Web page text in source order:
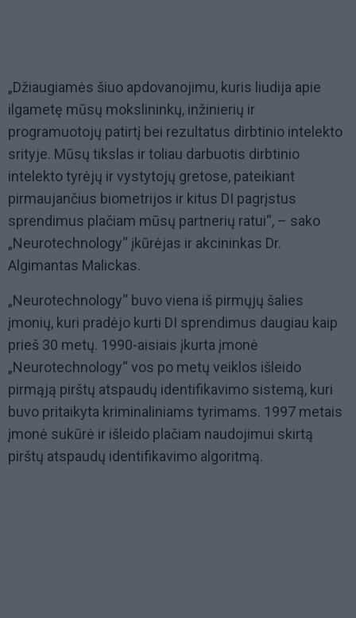
„Džiaugiamės šiuo apdovanojimu, kuris liudija apie
ilgametę mūsų mokslininkų, inžinierių ir
programuotojų patirtį bei rezultatus dirbtinio intelekto
srityje. Mūsų tikslas ir toliau darbuotis dirbtinio
intelekto tyrėjų ir vystytojų gretose, pateikiant
pirmaujančius biometrijos ir kitus DI pagrįstus
sprendimus plačiam mūsų partnerių ratui“, – sako
„Neurotechnology“ įkūrėjas ir akcininkas Dr.
Algimantas Malickas.
„Neurotechnology“ buvo viena iš pirmųjų šalies
įmonių, kuri pradėjo kurti DI sprendimus daugiau kaip
prieš 30 metų. 1990-aisiais įkurta įmonė
„Neurotechnology“ vos po metų veiklos išleido
pirmąją pirštų atspaudų identifikavimo sistemą, kuri
buvo pritaikyta kriminaliniams tyrimams. 1997 metais
įmonė sukūrė ir išleido plačiam naudojimui skirtą
pirštų atspaudų identifikavimo algoritmą.